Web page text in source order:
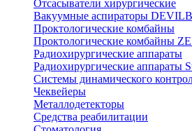
Отсасыватели хирургические
Вакуумные аспираторы
Проктологические комбайны
Проктологические комбайны
Радиохирургические аппараты
Радиохирургические аппараты
Системы динамического
Чеквейеры
Металлодетекторы
Средства реабилитации